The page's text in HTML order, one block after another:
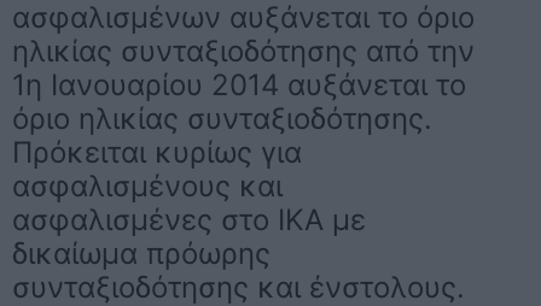
ασφαλισμένων αυξάνεται το όριο
ηλικίας συνταξιοδότησης από την
1η Ιανουαρίου 2014 αυξάνεται το
όριο ηλικίας συνταξιοδότησης.
Πρόκειται κυρίως για
ασφαλισμένους και
ασφαλισμένες στο ΙΚΑ με
δικαίωμα πρόωρης
συνταξιοδότησης και ένστολους.